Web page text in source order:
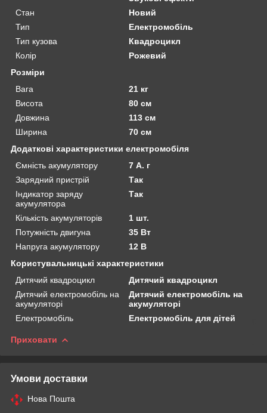
Стан
Новий
Тип
Електромобіль
Тип кузова
Квадроцикл
Колір
Рожевий
Розміри
Вага
21 кг
Висота
80 см
Довжина
113 см
Ширина
70 см
Додаткові характеристики електромобіля
Ємність акумулятору
7 А. г
Зарядний пристрій
Так
Індикатор заряду
акумулятора
Так
Кількість акумуляторів
1 шт.
Потужність двигуна
35 Вт
Напруга акумулятору
12 В
Користувальницькі характеристики
Дитячий квадроцикл
Дитячий квадроцикл
Дитячий електромобіль на
акумуляторі
Дитячий електромобіль на
акумуляторі
Електромобіль
Електромобіль для дітей
Приховати
Умови доставки
Нова Пошта